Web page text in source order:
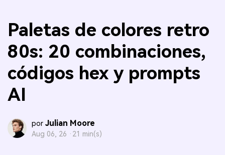
Paletas de colores retro
80s: 20 combinaciones,
códigos hex y prompts
AI
por Julian Moore
Aug 06, 26 · 21 min(s)